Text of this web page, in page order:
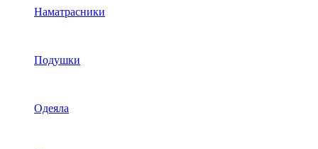
Наматрасники
Подушки
Одеяла